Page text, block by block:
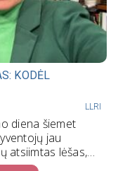
KODĖL
LLRI
diena šiemet
jau
atsiimtas lėšas,…